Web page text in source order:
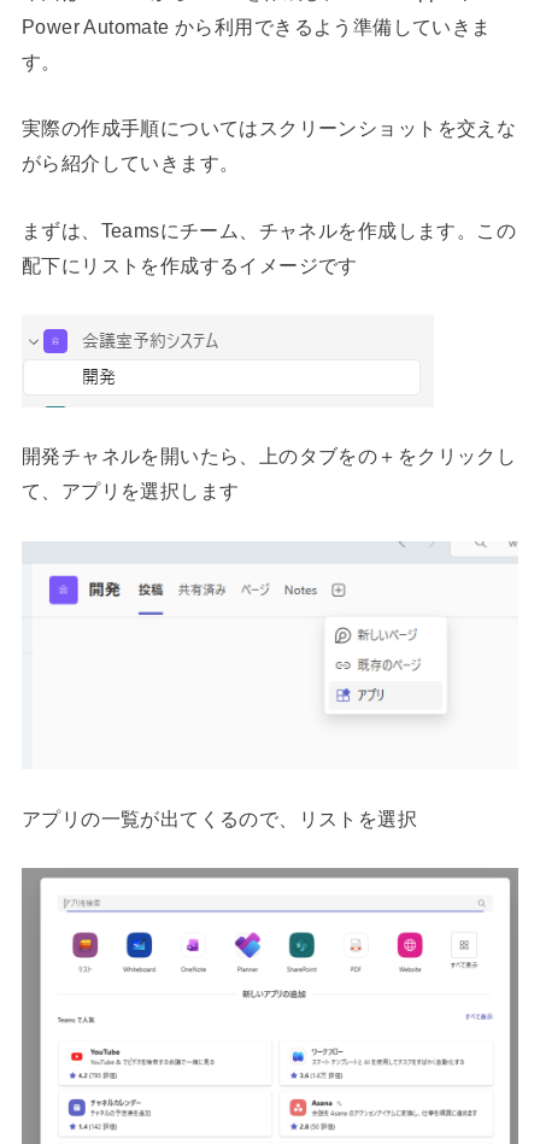
Power Automate から利用できるよう準備していきま
す。
実際の作成手順についてはスクリーンショットを交えな
がら紹介していきます。
まずは、Teamsにチーム、チャネルを作成します。この
配下にリストを作成するイメージです
開発チャネルを開いたら、上のタブをの＋をクリックし
て、アプリを選択します
アプリの一覧が出てくるので、リストを選択